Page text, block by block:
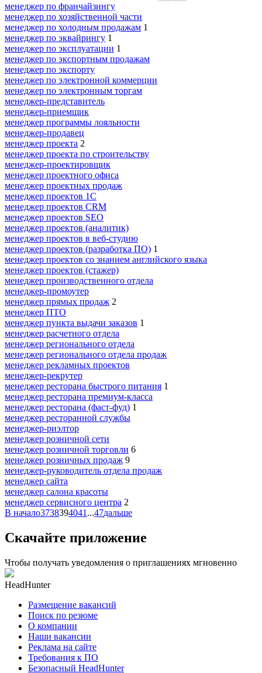
менеджер по франчайзингу
менеджер по хозяйственной части
менеджер по холодным продажам 1
менеджер по эквайрингу 1
менеджер по эксплуатации 1
менеджер по экспортным продажам
менеджер по экспорту
менеджер по электронной коммерции
менеджер по электронным торгам
менеджер-представитель
менеджер-приемщик
менеджер программы лояльности
менеджер-продавец
менеджер проекта 2
менеджер проекта по строительству
менеджер-проектировщик
менеджер проектного офиса
менеджер проектных продаж
менеджер проектов 1С
менеджер проектов CRM
менеджер проектов SEO
менеджер проектов (аналитик)
менеджер проектов в веб-студию
менеджер проектов (разработка ПО) 1
менеджер проектов со знанием английского языка
менеджер проектов (стажер)
менеджер производственного отдела
менеджер-промоутер
менеджер прямых продаж 2
менеджер ПТО
менеджер пункта выдачи заказов 1
менеджер расчетного отдела
менеджер регионального отдела
менеджер регионального отдела продаж
менеджер рекламных проектов
менеджер-рекрутер
менеджер ресторана быстрого питания 1
менеджер ресторана премиум-класса
менеджер ресторана (фаст-фуд) 1
менеджер ресторанной службы
менеджер-риэлтор
менеджер розничной сети
менеджер розничной торговли 6
менеджер розничных продаж 9
менеджер-руководитель отдела продаж
менеджер сайта
менеджер салона красоты
менеджер сервисного центра 2
В начало3738394041 ...47дальше
Скачайте приложение
Чтобы получать уведомления о приглашениях мгновенно
HeadHunter
Размещение вакансий
Поиск по резюме
О компании
Наши вакансии
Реклама на сайте
Требования к ПО
Безопасный HeadHunter